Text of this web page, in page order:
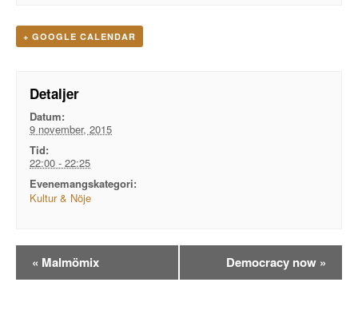
+ GOOGLE CALENDAR
Detaljer
Datum:
9 november, 2015
Tid:
22:00 - 22:25
Evenemangskategori:
Kultur & Nöje
Evenemangsnavigation
« Malmömix Democracy now »